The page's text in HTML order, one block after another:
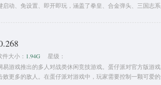
动、免设置、即开即玩，涵盖了拳皇、合金弹头、三国志
件大小： 1.94G
星级：
易游戏推出的多人对战类休闲竞技游戏。蛋仔派对官方版游
更多的敌人。在蛋仔派对游戏中，玩家需要控制一颗可爱